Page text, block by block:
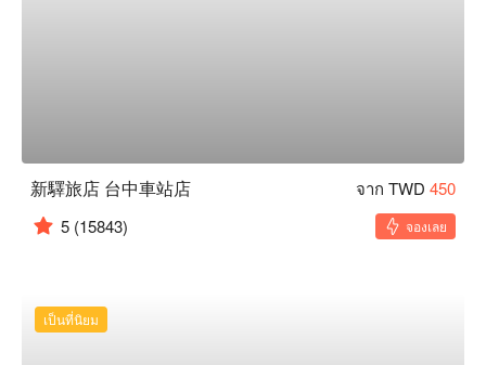
新驛旅店 台中車站店 จาก TWD 450
5 (15843) จองเลย
เป็นที่นิยม